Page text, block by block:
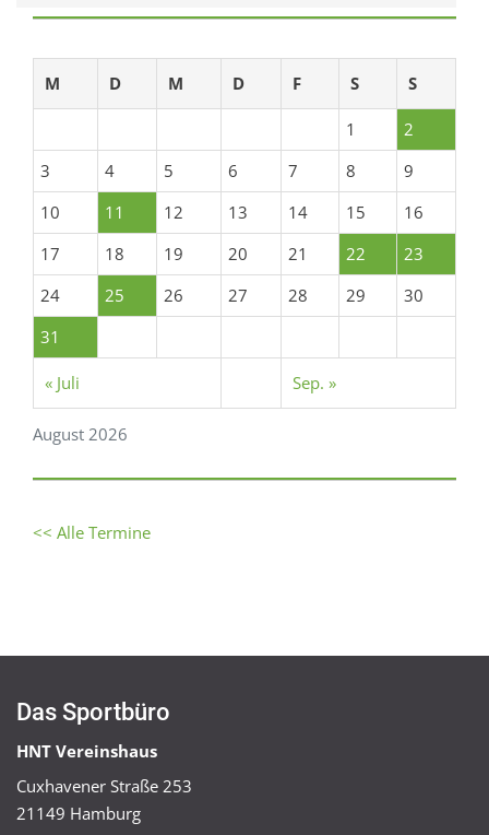
August 2026
M D M D F S S
1
2
3
4 5 6 7 8
9
10
11 12 13 14 15
16
17
18 19 20 21 22
23
24
25 26 27 28 29
30
31
« Juli Sep. »
<< Alle Termine
Das Sportbüro
HNT Vereinshaus
Cuxhavener Straße 253
21149 Hamburg